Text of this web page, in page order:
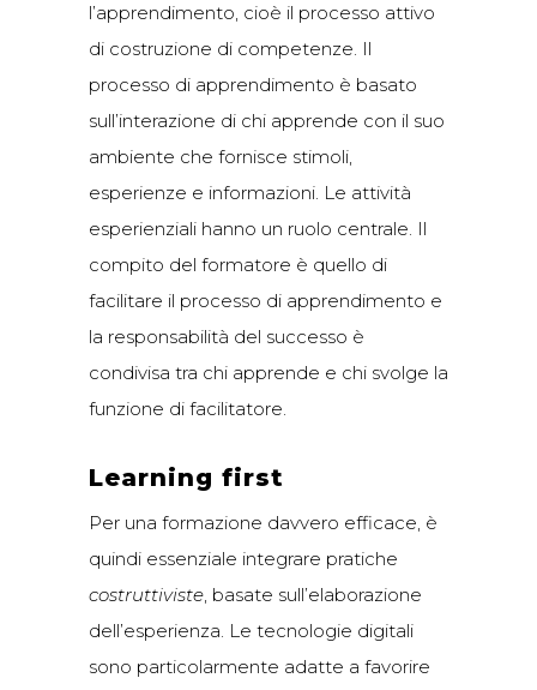
l’apprendimento, cioè il processo attivo
di costruzione di competenze. Il
processo di apprendimento è basato
sull’interazione di chi apprende con il suo
ambiente che fornisce stimoli,
esperienze e informazioni. Le attività
esperienziali hanno un ruolo centrale. Il
compito del formatore è quello di
facilitare il processo di apprendimento e
la responsabilità del successo è
condivisa tra chi apprende e chi svolge la
funzione di facilitatore.
Learning first
Per una formazione davvero efficace, è
quindi essenziale integrare pratiche
costruttiviste, basate sull’elaborazione
dell’esperienza. Le tecnologie digitali
sono particolarmente adatte a favorire